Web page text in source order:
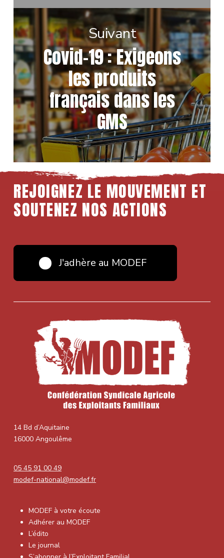
Suivant
Covid-19 : Exigeons
les produits
français dans les
GMS
REJOIGNEZ LE MOUVEMENT ET
SOUTENEZ NOS ACTIONS
J'adhère au MODEF
14 Bd d’Aquitaine
16000 Angoulême
05 45 91 00 49
modef-national@modef.fr
MODEF à votre écoute
Adhérer au MODEF
L’édito
Le journal